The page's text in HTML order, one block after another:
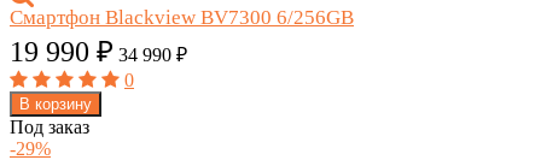
Смартфон Blackview BV7300 6/256GB
19 990 ₽ 34 990 ₽
0
В корзину
Под заказ
-29%